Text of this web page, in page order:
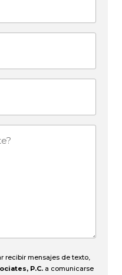
recibir mensajes de texto,
P.C. a comunicarse